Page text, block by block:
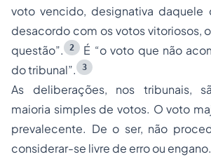
voto vencido, designativa daquele
desacordo com os votos vitoriosos,
questão”. 2 É “o voto que não
do tribunal”. 3
As deliberações, nos tribunais,
maioria simples de votos. O voto
prevalecente. De o ser, não
considerar-se livre de erro ou engano.